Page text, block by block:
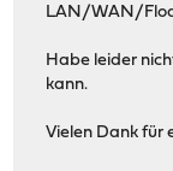
LAN/WAN/
Habe leider
kann.
Vielen Dank für